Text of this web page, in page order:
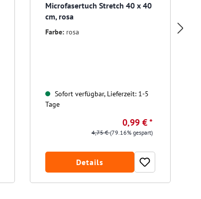
Microfasertuch Stretch 40 x 40
cm, rosa
Farbe: rosa
Sofort verfügbar, Lieferzeit: 1-5
Tage
0,99 € *
4,75 €(79.16% gespart)
Details